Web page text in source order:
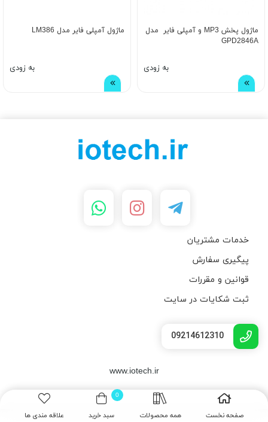
ماژول پخش MP3 و آمپلی فایر مدل
GPD2846A
به زودی
ماژول آمپلی فایر مدل LM386
به زودی
خدمات مشتریان
پیگیری سفارش
قوانین و مقررات
ثبت شکایات در سایت
09214612310
www.iotech.ir
صفحه نخست همه محصولات
0
سبد خرید علاقه مندی ها